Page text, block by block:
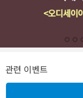
관련 이벤트